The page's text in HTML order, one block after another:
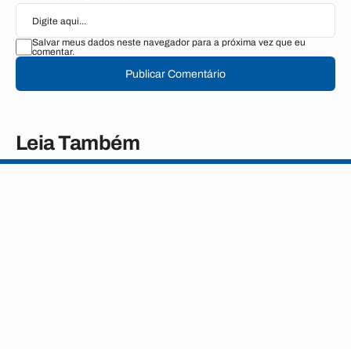
Salvar meus dados neste navegador para a próxima vez que eu
comentar.
Publicar Comentário
Leia Também